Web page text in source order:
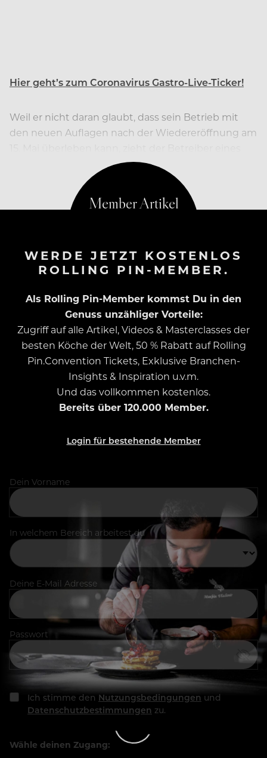
Hier geht’s zum Coronavirus Gastro-Live-Ticker!
Weil er nicht daran glaubt, dass sein Betrieb mit
den neuen Auflagen nach der Wiedereröffnung am
Salzburger Traditionscafés jetzt einen Schlussstrich.
WERDE JETZT KOSTENLOS
ROLLING PIN-MEMBER.
Als Rolling Pin-Member kommst Du in den
Genuss unzähliger Vorteile:
Zugriff auf alle Artikel, Videos & Masterclasses der
besten Köche der Welt, 50 % Rabatt auf Rolling
Pin.Convention Tickets, Exklusive Branchen-
Insights & Inspiration u.v.m.
Und das vollkommen kostenlos.
Bereits über 120.000 Member.
Login für bestehende Member
Dein Vorname
In welchem Bereich arbeitest du
Deine E-Mail Adresse
Passwort
Ich stimme den Nutzungsbedingungen und
Datenschutzbestimmungen zu.
Wähle deinen Zugang: